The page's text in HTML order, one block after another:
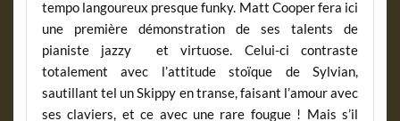
tempo langoureux presque funky. Matt Cooper fera ici
une première démonstration de ses talents de
pianiste jazzy et virtuose. Celui-ci contraste
totalement avec l’attitude stoïque de Sylvian,
sautillant tel un Skippy en transe, faisant l’amour avec
ses claviers, et ce avec une rare fougue ! Mais s’il